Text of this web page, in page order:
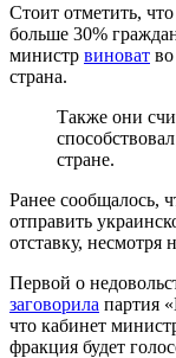
Стоит отметить,
больше 30%
министр виноват
страна.
Также они
стране.
Ранее сообщалось,
отправить
отставку,
Первой о
заговорила партия
что кабинет
фракция будет